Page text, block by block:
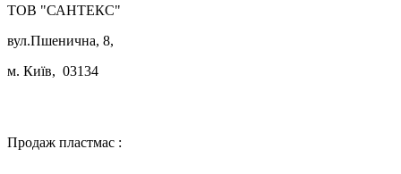
ТОВ "САНТЕКС"
вул.Пшенична, 8,
м. Київ, 03134
Продаж пластмас :